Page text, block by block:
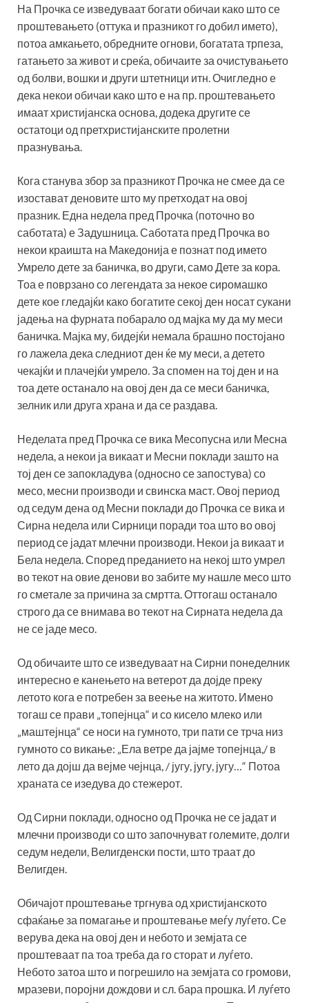
На Прочка се изведуваат богати обичаи како што се
проштевањето (оттука и празникот го добил името),
потоа амкањето, обредните огнови, богатата трпеза,
гатањето за живот и среќа, обичаите за очистувањето
од болви, вошки и други штетници итн. Очигледно е
дека некои обичаи како што е на пр. проштевањето
имаат христијанска основа, додека другите се
остатоци од претхристијанските пролетни
празнувања.
Кога станува збор за празникот Прочка не смее да се
изостават деновите што му претходат на овој
празник. Една недела пред Прочка (поточно во
саботата) е Задушница. Саботата пред Прочка во
некои краишта на Македонија е познат под името
Умрело дете за баничка, во други, само Дете за кора.
Тоа е поврзано со легендата за некое сиромашко
дете кое гледајќи како богатите секој ден носат сукани
јадења на фурната побарало од мајка му да му меси
баничка. Мајка му, бидејќи немала брашно постојано
го лажела дека следниот ден ќе му меси, а детето
чекајќи и плачејќи умрело. За спомен на тој ден и на
тоа дете останало на овој ден да се меси баничка,
зелник или друга храна и да се раздава.
Неделата пред Прочка се вика Месопусна или Месна
недела, а некои ја викаат и Месни поклади зашто на
тој ден се запокладува (односно се запостува) со
месо, месни производи и свинска маст. Овој период
од седум дена од Месни поклади до Прочка се вика и
Сирна недела или Сирници поради тоа што во овој
период се јадат млечни производи. Некои ја викаат и
Бела недела. Според преданието на некој што умрел
во текот на овие денови во забите му нашле месо што
го сметале за причина за смртта. Оттогаш останало
строго да се внимава во текот на Сирната недела да
не се јаде месо.
Од обичаите што се изведуваат на Сирни понеделник
интересно е канењето на ветерот да дојде преку
летото кога е потребен за веење на житото. Имено
тогаш се прави „топејнца“ и со кисело млеко или
„маштејнца“ се носи на гумното, три пати се трча низ
гумното со викање: „Ела ветре да јајме топејнца,/ в
лето да дојш да вејме чејнца, / југу, југу, југу…“ Потоа
храната се изедува до стежерот.
Од Сирни поклади, односно од Прочка не се јадат и
млечни производи со што започнуват големите, долги
седум недели, Велигденски пости, што траат до
Велигден.
Обичајот проштевање тргнува од христијанското
сфаќање за помагање и проштевање меѓу луѓето. Се
верува дека на овој ден и небото и земјата се
проштеваат па тоа треба да го сторат и луѓето.
Небото затоа што и погрешило на земјата со громови,
мразеви, поројни дождови и сл. бара прошка. И луѓето